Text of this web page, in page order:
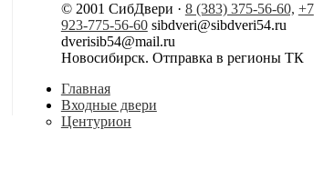
© 2001 СибДвери · 8 (383) 375-56-60, +7
923-775-56-60sibdveri@sibdveri54.ru
dverisib54@mail.ru
Новосибирск. Отправка в регионы ТК
Главная
Входные двери
Центурион